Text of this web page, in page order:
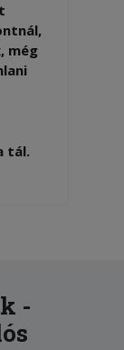
még
tál.
-